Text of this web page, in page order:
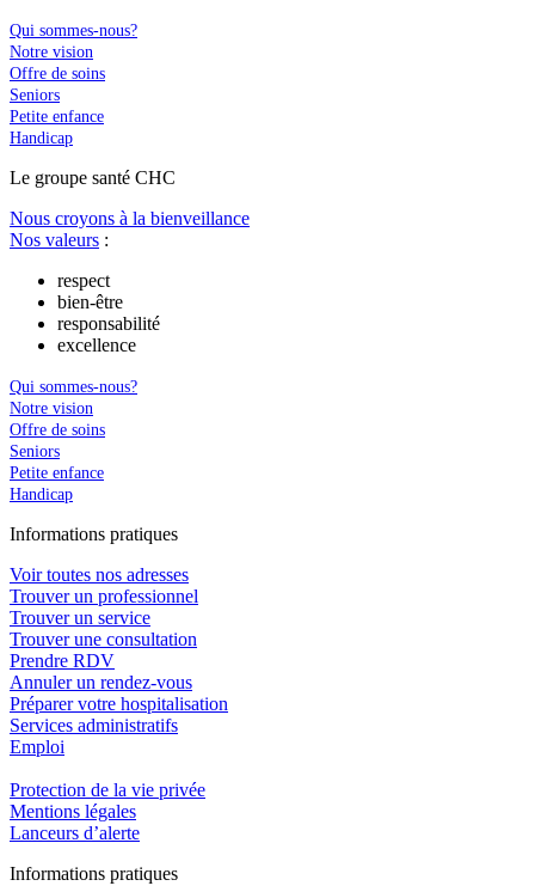
Qui sommes-nous?
Notre vision
Offre de soins
Seniors
Petite enfance
Handicap
Le groupe santé CHC
Nous croyons à la bienveillance
Nos valeurs :
respect
bien-être
responsabilité
excellence
Qui sommes-nous?
Notre vision
Offre de soins
Seniors
Petite enfance
Handicap
Informations pratiques
Voir toutes nos adresses
Trouver un professionnel
Trouver un service
Trouver une consultation
Prendre RDV
Annuler un rendez-vous
Préparer votre hospitalisation
Services administratifs
Emploi​
Protection de la vie privée
Mentions légales
Lanceurs d’alerte
Informations pratiques